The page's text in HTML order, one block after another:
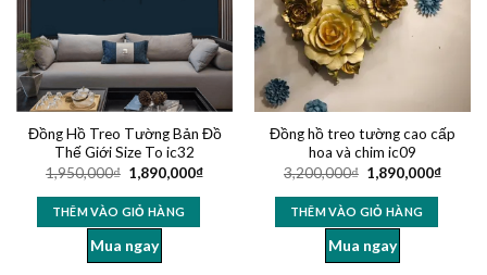
Đồng Hồ Treo Tường Bản Đồ
Thế Giới Size To ic32
1,950,000₫ 1,890,000₫
THÊM VÀO GIỎ HÀNG
Mua ngay
Đồng hồ treo tường cao cấp
hoa và chim ic09
3,200,000₫ 1,890,000₫
THÊM VÀO GIỎ HÀNG
Mua ngay